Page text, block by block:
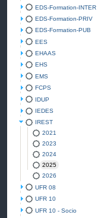
EDS-Formation-INTER
EDS-Formation-PRIV
EDS-Formation-PUB
EES
EHAAS
EHS
EMS
FCPS
IDUP
IEDES
IREST
2021
2023
2024
2025
2026
UFR 08
UFR 10
UFR 10 - Socio